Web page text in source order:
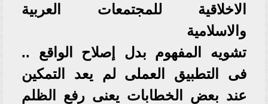
الاخلاقية للمجتمعات العربية
والاسلامية
تشويه المفهوم بدل إصلاح الواقع ..
فى التطبيق العملى لم يعد التمكين
عند بعض الخطابات يعنى رفع الظلم